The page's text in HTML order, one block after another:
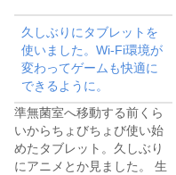
久しぶりにタブレットを
使いました。Wi-Fi環境が
変わってゲームも快適に
できるように。
準無菌室へ移動する前くら
いからちょびちょび使い始
めたタブレット。久しぶり
にアニメとか見ました。 生